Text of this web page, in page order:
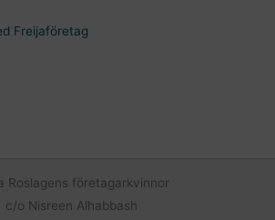
Freijaföretag
Roslagens företagarkvinnor
c/o Nisreen Alhabbash